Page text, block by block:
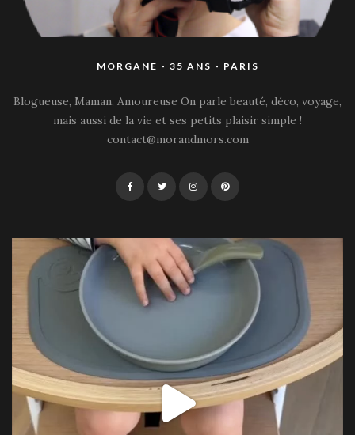
MORGANE - 35 ANS - PARIS
Blogueuse, Maman, Amoureuse On parle beauté, déco, voyage,
mais aussi de la vie et ses petits plaisir simple !
contact@morandmors.com